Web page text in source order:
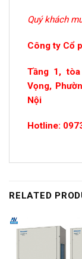
Quý khách
Công ty Cổ
Tầng 1,
Vọng,
Nội
Hotline:
RELATED